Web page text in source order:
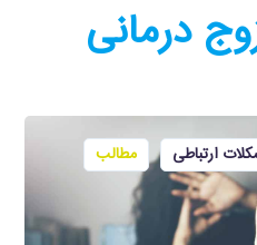
درمانی
ارتباطی مطالب